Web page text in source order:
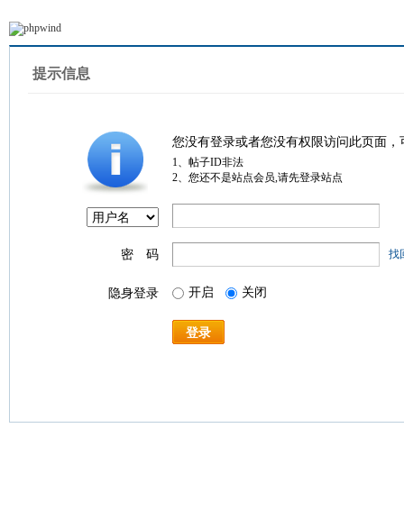
提示信息
您没有登录或者您没有权限访问此页面
1、帖子ID非法
2、您还不是站点会员,请先登录站点
密 码 找
隐身登录 开启 关闭
登录